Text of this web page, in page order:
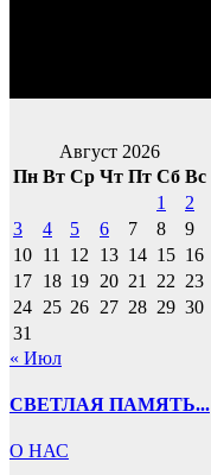
Август 2026
Пн Вт Ср Чт Пт Сб Вс
1
2
3
4 5 6 7 8
9
10 11 12 13 14 15 16
17 18 19 20 21 22 23
24 25 26 27 28 29 30
31
« Июл
СВЕТЛАЯ ПАМЯТЬ...
О НАС